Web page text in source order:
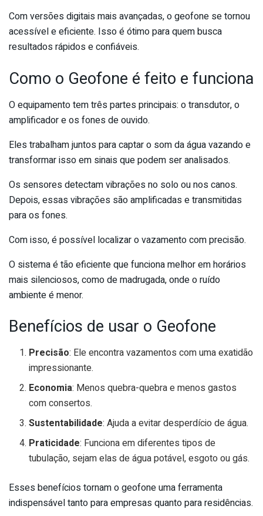
Com versões digitais mais avançadas, o geofone se tornou
acessível e eficiente. Isso é ótimo para quem busca
resultados rápidos e confiáveis.
Como o Geofone é feito e funciona
O equipamento tem três partes principais: o transdutor, o
amplificador e os fones de ouvido.
Eles trabalham juntos para captar o som da água vazando e
transformar isso em sinais que podem ser analisados.
Os sensores detectam vibrações no solo ou nos canos.
Depois, essas vibrações são amplificadas e transmitidas
para os fones.
Com isso, é possível localizar o vazamento com precisão.
O sistema é tão eficiente que funciona melhor em horários
mais silenciosos, como de madrugada, onde o ruído
ambiente é menor.
Benefícios de usar o Geofone
Precisão: Ele encontra vazamentos com uma exatidão
impressionante.
Economia: Menos quebra-quebra e menos gastos
com consertos.
Sustentabilidade: Ajuda a evitar desperdício de água.
Praticidade: Funciona em diferentes tipos de
tubulação, sejam elas de água potável, esgoto ou gás.
Esses benefícios tornam o geofone uma ferramenta
indispensável tanto para empresas quanto para residências.